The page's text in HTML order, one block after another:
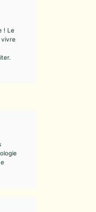
! Le
vivre